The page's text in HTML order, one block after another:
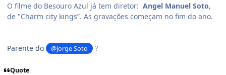
O filme do Besouro Azul já tem diretor: Angel Manuel Soto,
de "Charm city kings”. As gravações começam no fim do ano.
Parente do @Jorge Soto ?
Quote